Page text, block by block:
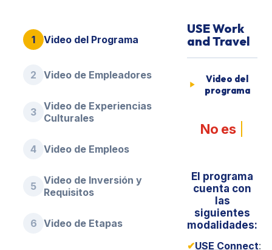
1 Video del Programa
2 Video de Empleadores
3 Video de Experiencias
Culturales
4 Video de Empleos
5 Video de Inversión y
Requisitos
6 Video de Etapas
USE Work
and Travel
El programa
cuenta con
las
siguientes
modalidades:
✔USE Connect:
Video del
programa
No es